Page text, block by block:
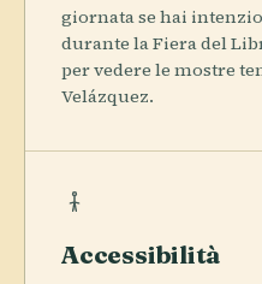
giornata se hai
durante la Fiera del
per vedere le mostre
Velázquez.
Accessibilità